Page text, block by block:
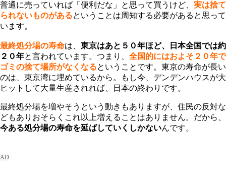
普通に売っていれば「便利だな」と思って買うけど、 実は捨て
られないものがあるということは周知する必要があると思って
います。
最終処分場の寿命は、 東京はあと５０年ほど、日本全国では約
２０年と言われています。つまり、 全国的にはおよそ２０年で
ゴミの捨て場所がなくなるということです。東京の寿命が長い
のは、東京湾に埋めているから。もし今、デンデンハウスが大
ヒットして大量生産されれば、日本の終わりです。
最終処分場を増やそうという動きもありますが、住民の反対な
どもありおそらくこれ以上増えることはありません。だから、
今ある処分場の寿命を延ばしていくしかないんです。